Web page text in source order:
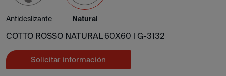
Antideslizante Natural
COTTO ROSSO NATURAL 60X60 | G-3132
Solicitar información